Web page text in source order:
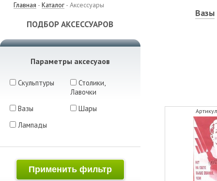
Главная - Каталог - Аксессуары
ПОДБОР АКСЕССУАРОВ
Параметры аксесуаов
Скульптуры
Столики,
Лавочки
Вазы
Шары
Лампады
Применить фильтр
Вазы